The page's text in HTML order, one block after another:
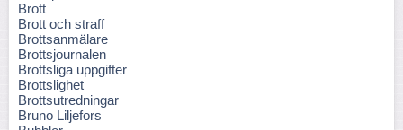
Brott
Brott och straff
Brottsanmälare
Brottsjournalen
Brottsliga uppgifter
Brottslighet
Brottsutredningar
Bruno Liljefors